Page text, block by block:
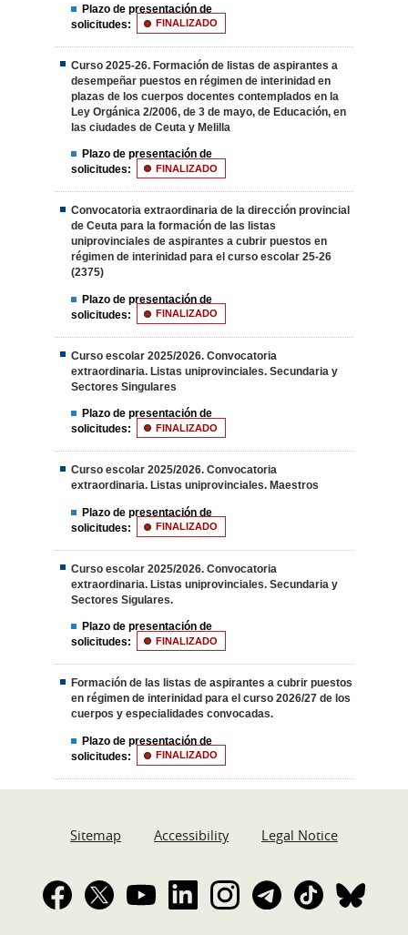
Plazo de presentación de
solicitudes:
FINALIZADO
Curso 2025-26. Formación de listas de aspirantes a
desempeñar puestos en régimen de interinidad en
plazas de los cuerpos docentes contemplados en la
Ley Orgánica 2/2006, de 3 de mayo, de Educación, en
las ciudades de Ceuta y Melilla
Plazo de presentación de
solicitudes:
FINALIZADO
Convocatoria extraordinaria de la dirección provincial
de Ceuta para la formación de las listas
uniprovinciales de aspirantes a cubrir puestos en
régimen de interinidad para el curso escolar 25-26
(2375)
Plazo de presentación de
solicitudes:
FINALIZADO
Curso escolar 2025/2026. Convocatoria
extraordinaria. Listas uniprovinciales. Secundaria y
Sectores Singulares
Plazo de presentación de
solicitudes:
FINALIZADO
Curso escolar 2025/2026. Convocatoria
extraordinaria. Listas uniprovinciales. Maestros
Plazo de presentación de
solicitudes:
FINALIZADO
Curso escolar 2025/2026. Convocatoria
extraordinaria. Listas uniprovinciales. Secundaria y
Sectores Sigulares.
Plazo de presentación de
solicitudes:
FINALIZADO
Formación de las listas de aspirantes a cubrir puestos
en régimen de interinidad para el curso 2026/27 de los
cuerpos y especialidades convocadas.
Plazo de presentación de
solicitudes:
FINALIZADO
Sitemap Accessibility Legal Notice